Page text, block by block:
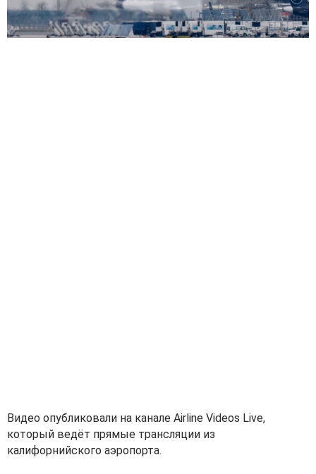
Видео опубликовали на канале Airline Videos Live,
который ведёт прямые трансляции из
калифорнийского аэропорта.